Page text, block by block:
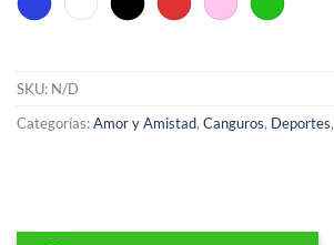
SKU: N/D
Categorías:Amor y Amistad, Canguros, Deportes,